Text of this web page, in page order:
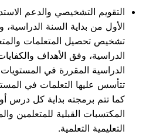
التقويم التشخيصي والدعم
الأول من بداية السنة
تشخيص تحصيل المتعلمات
الدراسية، وفق الأهداف
الدراسية المقررة في المستويات
تتأسس عليها التعلمات في
كما تتم برمجته بداية كل
المكتسبات القبلية للمتعلمين
التعليمية التعلمية.